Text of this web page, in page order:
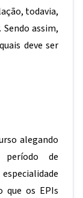
todavia,
assim,
deve ser
alegando
de
que os EPIs